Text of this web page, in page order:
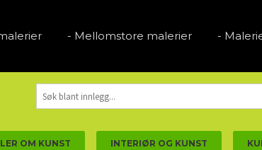
- Mellomstore malerier -
OM KUNST INTERIØR OG KUNST